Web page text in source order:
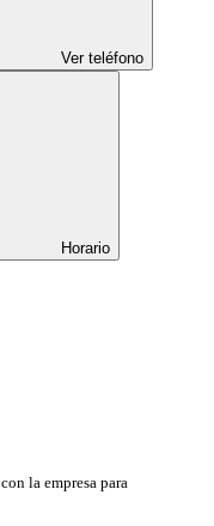
Ver teléfono
Horario
la empresa para